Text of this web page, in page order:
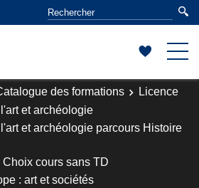
des formations
Licence
et archéologie
et archéologie parcours Histoire
Choix cours sans TD
: art et sociétés